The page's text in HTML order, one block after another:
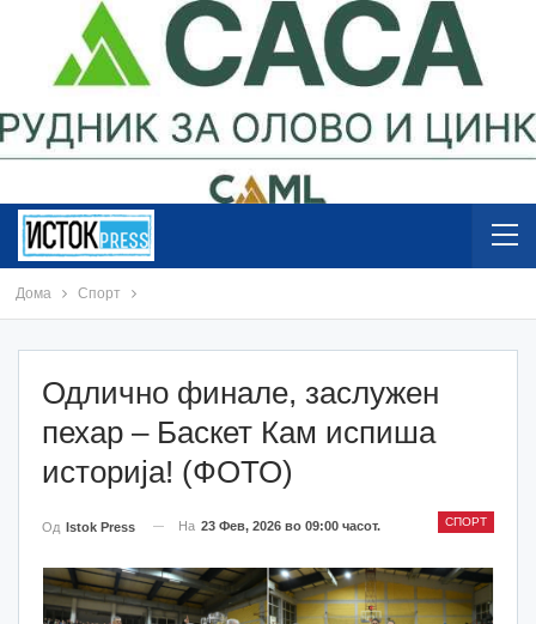
Дома Спорт
Одлично финале, заслужен
пехар – Баскет Кам испиша
историја! (ФОТО)
СПОРТ
Од Istok Press На 23 Фев, 2026 во 09:00 часот.